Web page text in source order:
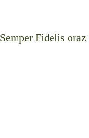
Fidelis